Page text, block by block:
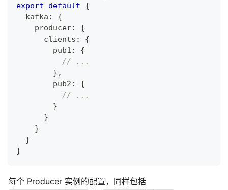
export
default
{
  kafka
:
{
    producer
:
{
      clients
:
{
        pub1
:
{
// ...
} ,
        pub2
:
{
// ...
}
}
}
}
}
每个 Producer 实例的配置，同样包括